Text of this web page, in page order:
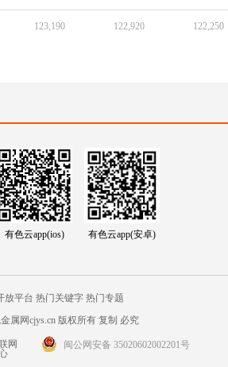
123,190 122,920 122,250
有色云app(ios) 有色云app(安卓)
放平台 热门关键字 热门专题
属网cjys.cn 版权所有 复制 必究
网
闽公网安备 35020602002201号